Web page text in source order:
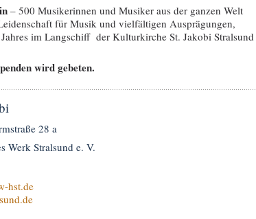
– 500 Musikerinnen und Musiker aus der ganzen Welt
für Musik und vielfältigen Ausprägungen,
im Langschiff der Kulturkirche St. Jakobi Stralsund
wird gebeten.
28 a
Werk Stralsund e. V.
hst.de